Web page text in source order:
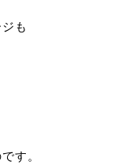
も
す。